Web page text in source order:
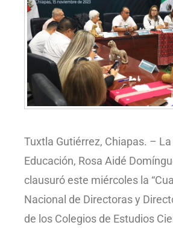
Tuxtla Gutiérrez, Chiapas. –
Educación, Rosa Aidé
clausuró este miércoles la
Nacional de Directoras y
de los Colegios de Estudios